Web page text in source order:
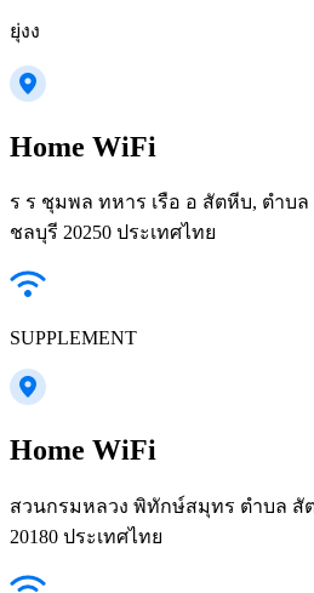
ยุ่งง
Home WiFi
ร ร ชุมพล ทหาร เรือ อ สัตหีบ, ตำบล
ชลบุรี 20250 ประเทศไทย
SUPPLEMENT
Home WiFi
สวนกรมหลวง พิทักษ์สมุทร ตำบล สั
20180 ประเทศไทย